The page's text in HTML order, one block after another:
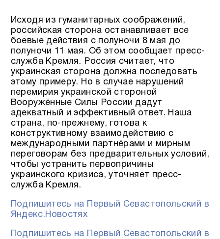
Исходя из гуманитарных соображений,
российская сторона останавливает все
боевые действия с полуночи 8 мая до
полуночи 11 мая. Об этом сообщает пресс-
служба Кремля. Россия считает, что
украинская сторона должна последовать
этому примеру. Но в случае нарушений
перемирия украинской стороной
Вооружённые Силы России дадут
адекватный и эффективный ответ. Наша
страна, по-прежнему, готова к
конструктивному взаимодействию с
международными партнёрами и мирным
переговорам без предварительных условий,
чтобы устранить первопричины
украинского кризиса, уточняет пресс-
служба Кремля.
Подпишитесь на Первый Севастопольский в
Яндекс.Новостях
Подпишитесь на Первый Севастопольский в